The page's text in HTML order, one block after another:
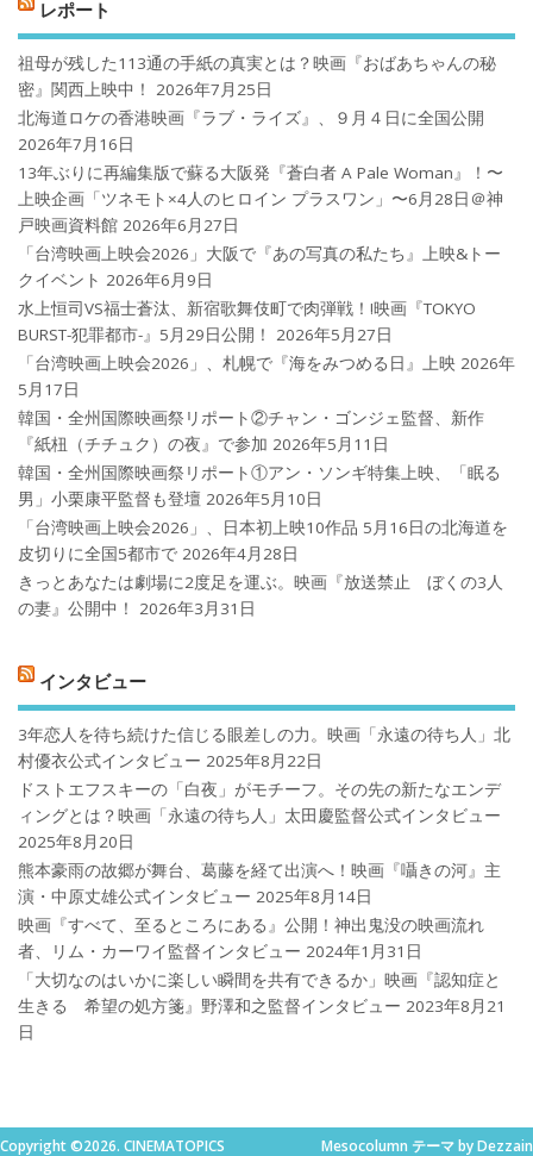
レポート
祖母が残した113通の手紙の真実とは？映画『おばあちゃんの秘
密』関西上映中！
2026年7月25日
北海道ロケの香港映画『ラブ・ライズ』、９月４日に全国公開
2026年7月16日
13年ぶりに再編集版で蘇る大阪発『蒼白者 A Pale Woman』！〜
上映企画「ツネモト×4人のヒロイン プラスワン」〜6月28日＠神
戸映画資料館 2026年6月27日
「台湾映画上映会2026」大阪で『あの写真の私たち』上映&トー
クイベント 2026年6月9日
水上恒司VS福士蒼汰、新宿歌舞伎町で肉弾戦！!映画『TOKYO
BURST-犯罪都市-』5月29日公開！
2026年5月27日
「台湾映画上映会2026」、札幌で『海をみつめる日』上映 2026年
5月17日
韓国・全州国際映画祭リポート②チャン・ゴンジェ監督、新作
『紙杻（チチュク）の夜』で参加 2026年5月11日
韓国・全州国際映画祭リポート①アン・ソンギ特集上映、「眠る
男」小栗康平監督も登壇 2026年5月10日
「台湾映画上映会2026」、日本初上映10作品 5月16日の北海道を
皮切りに全国5都市で 2026年4月28日
きっとあなたは劇場に2度足を運ぶ。映画『放送禁止 ぼくの3人
の妻』公開中！
2026年3月31日
インタビュー
3年恋人を待ち続けた信じる眼差しの力。映画「永遠の待ち人」北
村優衣公式インタビュー 2025年8月22日
ドストエフスキーの「白夜」がモチーフ。その先の新たなエンデ
ィングとは？映画「永遠の待ち人」太田慶監督公式インタビュー
2025年8月20日
熊本豪雨の故郷が舞台、葛藤を経て出演へ！映画『囁きの河』主
演・中原丈雄公式インタビュー 2025年8月14日
映画『すべて、至るところにある』公開！神出鬼没の映画流れ
者、リム・カーワイ監督インタビュー 2024年1月31日
「大切なのはいかに楽しい瞬間を共有できるか」映画『認知症と
生きる 希望の処方箋』野澤和之監督インタビュー 2023年8月21
日
Copyright ©2026. CINEMATOPICS Mesocolumn テーマ by Dezzain